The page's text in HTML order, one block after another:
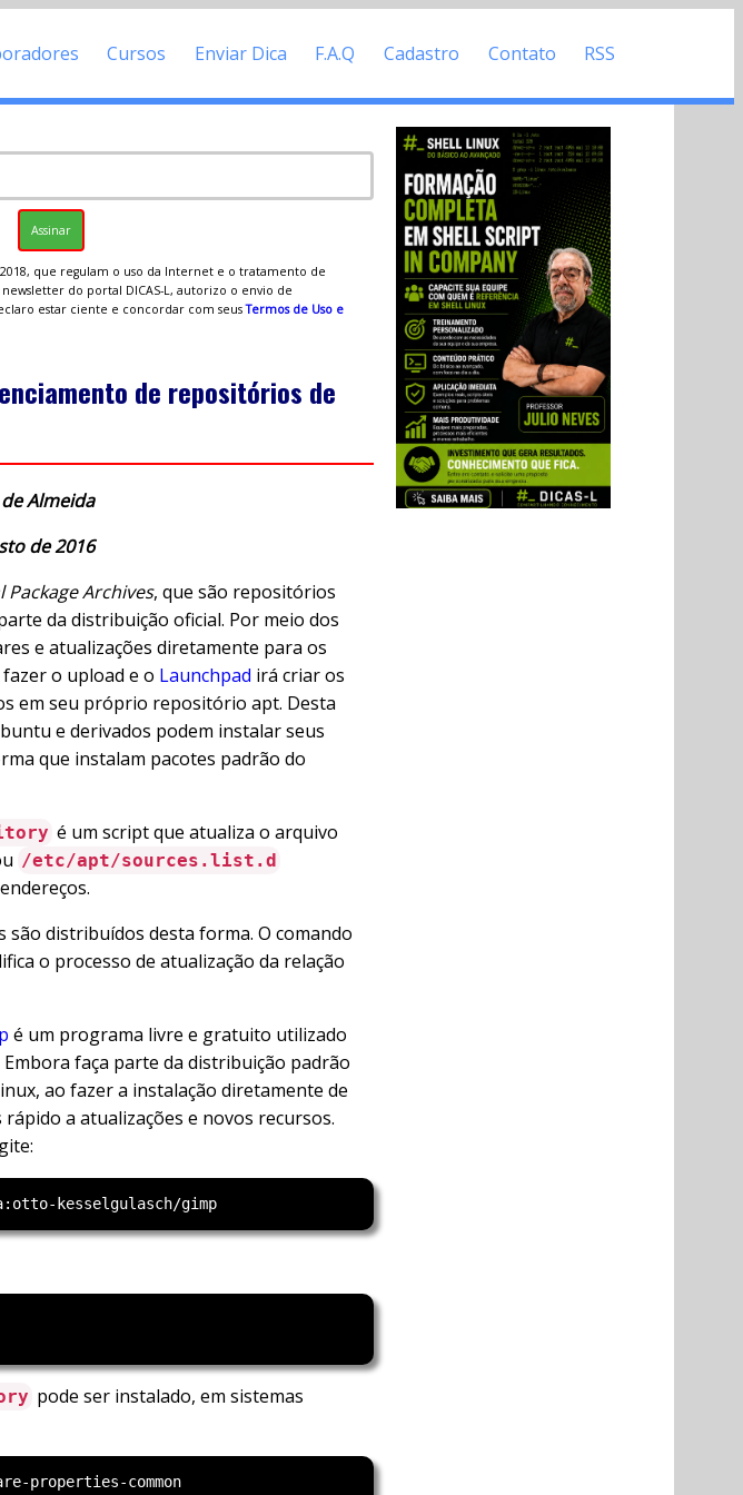
Cursos Enviar Dica F.A.Q Cadastro Contato RSS
2018, que regulam o uso da Internet e o tratamento de
do portal DICAS-L, autorizo o envio de
estar ciente e concordar com seusTermos de Uso e
de repositórios de
Almeida
de 2016
Package Archives, que são repositórios
da distribuição oficial. Por meio dos
e atualizações diretamente para os
o upload e o Launchpad irá criar os
em seu próprio repositório apt. Desta
e derivados podem instalar seus
que instalam pacotes padrão do
é um script que atualiza o arquivo
/etc/apt/sources.list.d
distribuídos desta forma. O comando
o processo de atualização da relação
é um programa livre e gratuito utilizado
faça parte da distribuição padrão
ao fazer a instalação diretamente de
rápido a atualizações e novos recursos.
pode ser instalado, em sistemas